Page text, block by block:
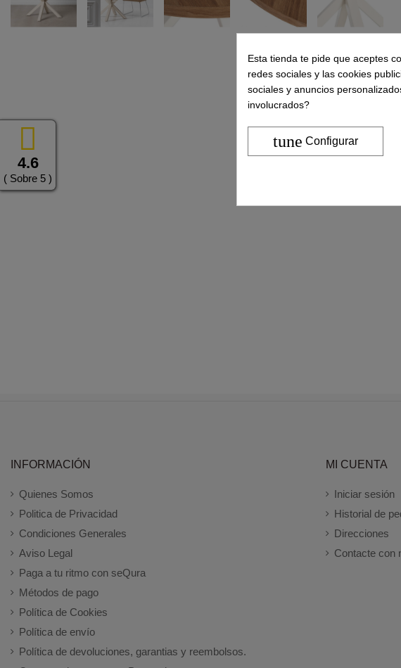
4.6
( Sobre 5 )
INFORMACIÓN
Quienes Somos
Politica de Privacidad
Condiciones Generales
Aviso Legal
Paga a tu ritmo con seQura
Métodos de pago
Política de Cookies
Política de envío
Política de devoluciones, garantias y reembolsos.
MI CUENTA
Iniciar sesión
Historial de
Direcciones
Contacte con
Esta tienda te pide que aceptes
redes sociales y las cookies
sociales y anuncios
involucrados?
tune Configurar